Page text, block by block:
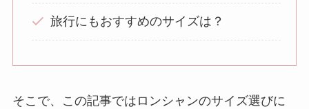
旅行にもおすすめのサイズは？
そこで、この記事ではロンシャンのサイズ選びに